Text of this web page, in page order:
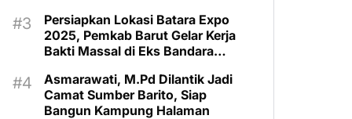
Persiapkan Lokasi Batara Expo
2025, Pemkab Barut Gelar Kerja
Bakti Massal di Eks Bandara
Asmarawati, M.Pd Dilantik Jadi
Camat Sumber Barito, Siap
Bangun Kampung Halaman